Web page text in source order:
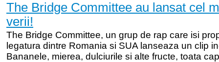
The Bridge Committee au lansat cel
verii!
The Bridge Committee, un grup de rap care isi
legatura dintre Romania si SUA lanseaza un clip
Bananele, mierea, dulciurile si alte fructe, toata